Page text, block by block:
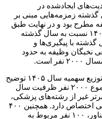
ایجادشده در
زمزمه‌هایی مبنی بر
مطرح بود و در نهایت طبق
اعلام رسمی، سهمیه بنیاد در سال ۱۴۰۵ نسبت به سال گذشته
با پیگیری‌ها و
نخبگان وظیفه به حدود
رئیس بنیاد ملی نخبگان درباره نحوه توزیع سهمیه سال ۱۴۰۵ توضیح
داد: بر اساس ابلاغیه دریافتی، از مجموع ۲۰۰۰ نفر ظرفیت سال
برتر غیر از رشته‌های پزشکی،
دندان‌پزشکی، داروسازی و دامپزشکی اختصاص دارد. همچنین ۴۰۰
نفر مربوط به دانش‌آموختگان برتر فناور، ۱۰۰ نفر مربوط به